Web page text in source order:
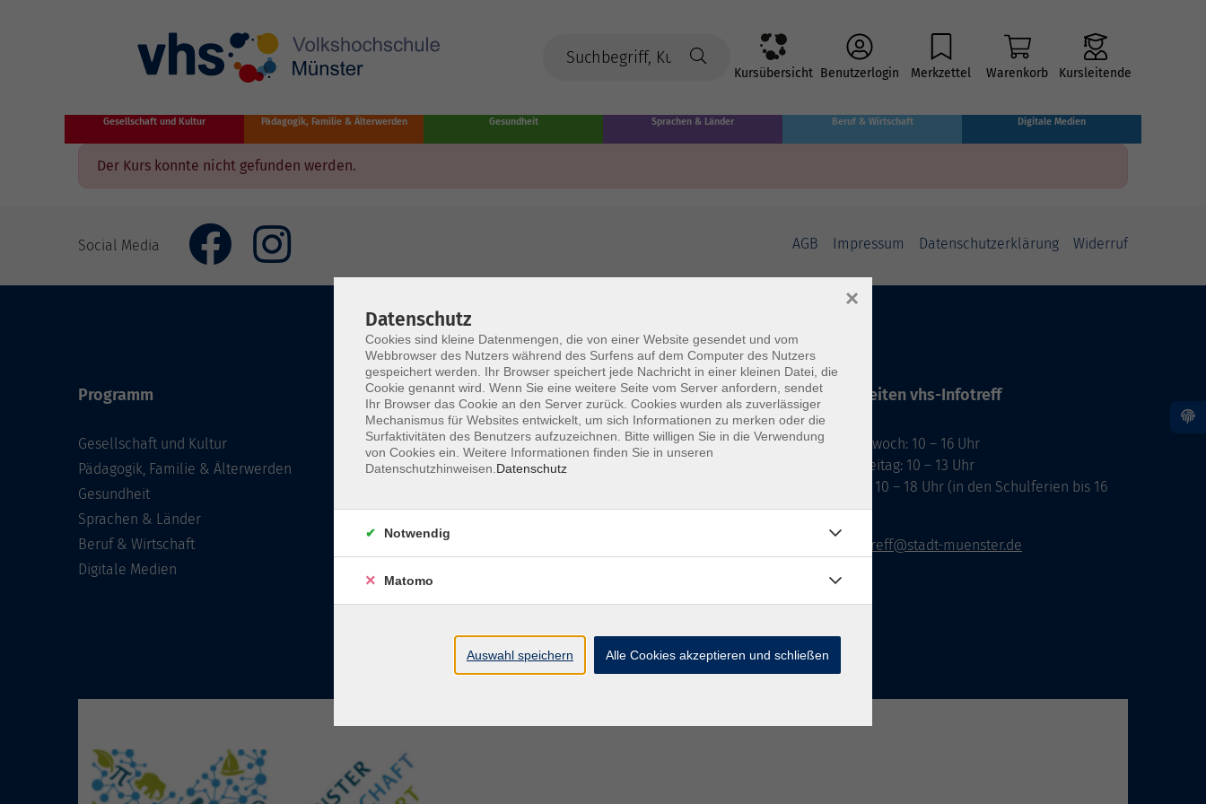
Kursübersicht Benutzerlogin Merkzettel Warenkorb Kursleitende
Gesellschaft und Kultur Pädagogik, Familie & Älterwerden Gesundheit Sprachen & Länder Beruf & Wirtschaft Digitale Medien
Der Kurs konnte nicht gefunden werden.
Social Media AGB Impressum Datenschutzerklärung Widerruf
Programm
Gesellschaft und Kultur
Pädagogik, Familie & Älterwerden
Gesundheit
Sprachen & Länder
Beruf & Wirtschaft
Digitale Medien
Volkshochschule Münster
Aegidiistraße 70
48143 Münster
vhs@stadt-muenster.de
Lage im Stadtplan
Öffnungszeiten vhs-Infotreff
Montag, Mittwoch: 10 – 16 Uhr
Dienstag, Freitag: 10 – 13 Uhr
Donnerstag: 10 – 18 Uhr (in den Schulferien bis 16
Uhr)
vhs-infotreff@stadt-muenster.de
Datenschutz
Cookies sind kleine Datenmengen, die von einer Website gesendet und vom
Webbrowser des Nutzers während des Surfens auf dem Computer des Nutzers
gespeichert werden. Ihr Browser speichert jede Nachricht in einer kleinen Datei, die
Cookie genannt wird. Wenn Sie eine weitere Seite vom Server anfordern, sendet
Ihr Browser das Cookie an den Server zurück. Cookies wurden als zuverlässiger
Mechanismus für Websites entwickelt, um sich Informationen zu merken oder die
Surfaktivitäten des Benutzers aufzuzeichnen. Bitte willigen Sie in die Verwendung
von Cookies ein. Weitere Informationen finden Sie in unseren
Datenschutzhinweisen. Datenschutz
×
Notwendig
Matomo
Auswahl speichern Alle Cookies akzeptieren und schließen